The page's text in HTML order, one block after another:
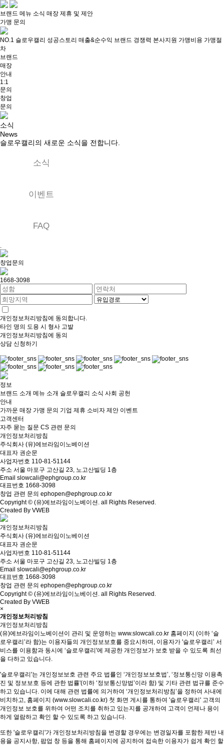
브랜드 메뉴 소식 매장 제휴 및 제안
가맹 문의
NO.1 슬로우캘리 성공스토리 매출&순수익 브랜드 경쟁력 본사지원 가맹비용 가맹절
차
브랜드
매장
안내
1:1
문의
창업
문의
소식
News
슬로우캘리의 새로운 소식을 전합니다.
소식
이벤트
FAQ
.
창업문의
1668-3098
개인정보처리방침에 동의합니다.
타인 명의 도용 시 형사 고발
개인정보처리방침에 동의
상담 신청하기
정보
브랜드 소개 메뉴 소개 슬로우캘리 소식 사회 공헌
안내
가까운 매장 가맹 문의 기업 제휴 소비자 제안 이벤트
고객센터
자주 묻는 질문 CS 관련 문의
개인정보처리방침
주식회사 (유)에브라임이노베이션
대표자 권순문
사업자번호 110-81-51144
주소 서울 마포구 고산길 23, 노고산빌딩 1층
Email slowcali@ephgroup.co.kr
대표번호 1668-3098
창업 관련 문의 ephopen@ephgroup.co.kr
Copyright © (유)에브라임이노베이션. all Rights Reserved.
Created By VWEB
개인정보처리방침
주식회사 (유)에브라임이노베이션
대표자 권순문
사업자번호 110-81-51144
주소 서울 마포구 고산길 23, 노고산빌딩 1층
Email slowcali@ephgroup.co.kr
대표번호 1668-3098
창업 관련 문의 ephopen@ephgroup.co.kr
Copyright © (유)에브라임이노베이션. all Rights Reserved.
Created By VWEB
×
개인정보처리방침
개인정보처리방침
(유)에브라임이노베이션이 관리 및 운영하는 www.slowcali.co.kr 홈페이지 (이하 ‘슬
로우캘리’라 함)는 이용자들의 개인정보보호를 중요시하며, 이용자가 '슬로우캘리’ 서
비스를 이용함과 동시에 ‘슬로우캘리'에 제공한 개인정보가 보호 받을 수 있도록 최선
을 다하고 있습니다.
'슬로우캘리'는 개인정보보호 관련 주요 법률인 ‘개인정보보호법’, ‘정보통신망 이용촉
진 및 정보보호 등에 관한 법률'(이하 ‘정보통신망법’이라 함) 및 기타 관련 법규를 준수
하고 있습니다. 이에 대해 관련 법률에 의거하여 ‘개인정보처리방침’을 정하여 사내에
비치하고, 홈페이지 (www.slowcali.co.kr) 첫 화면 게시를 통하여 '슬로우캘리' 고객의
개인정보 보호를 위하여 어떤 조치를 취하고 있는지를 공개하여 고객이 언제나 용이
하게 열람하고 확인 할 수 있도록 하고 있습니다.
또한 '슬로우캘리'가 개인정보처리방침을 변경할 경우에는 변경일자를 포함한 제반 내
용을 공지사항, 팝업 창 등을 통해 홈페이지에 공지하여 접속한 이용자가 쉽게 확인 할